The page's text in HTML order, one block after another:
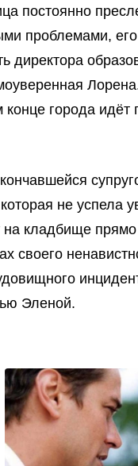
постоянно
проблемами, его
директора
города идёт
не успела
на кладбище
своего
Эленой.